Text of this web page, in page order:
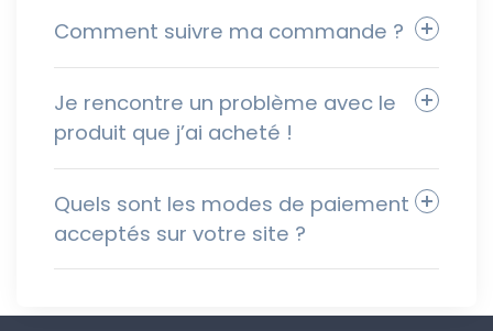
Comment suivre ma commande ?
Je rencontre un problème avec le
produit que j’ai acheté !
Quels sont les modes de paiement
acceptés sur votre site ?